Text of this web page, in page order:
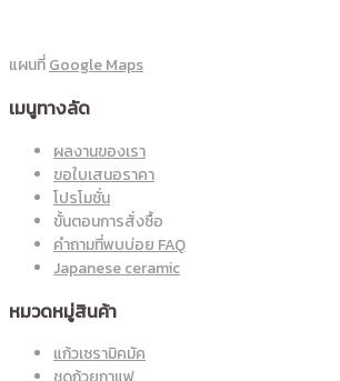
แผนที่Google Maps
เมนูทางลัด
ผลงานของเรา
ขอใบเสนอราคา
โปรโมชั่น
ขั้นตอนการสั่งซื้อ
คำถามที่พบบ่อย FAQ
Japanese ceramic
หมวดหมู่สินค้า
แก้วเซรามิคมัค